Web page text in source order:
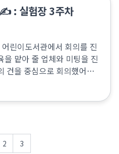
: 실험장 3주차
린이도서관에서 회의를 진
맡아 줄 업체와 미팅을 진
건을 중심으로 회의했어요.
내용들을 점검하는 시간
2 3